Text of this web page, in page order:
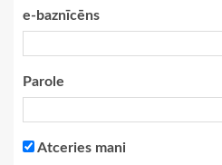
e-baznīcēns
Parole
Atceries mani